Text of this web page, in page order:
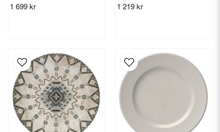
1 699 kr 1 219 kr